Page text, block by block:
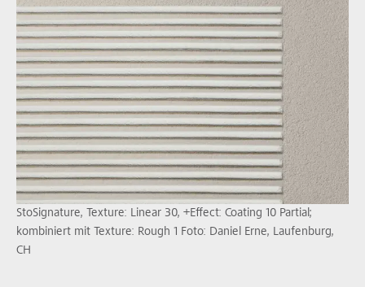
StoSignature, Texture: Linear 30, +Effect: Coating 10 Partial;
kombiniert mit Texture: Rough 1 Foto: Daniel Erne, Laufenburg,
CH